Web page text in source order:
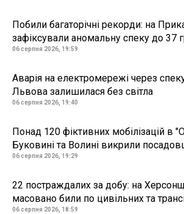
Побили багаторічні рекорди: на
зафіксували аномальну спеку до 37
06 серпня 2026, 19:59
Аварія на електромережі через
Львова залишилася без світла
06 серпня 2026, 19:40
Понад 120 фіктивних мобілізацій в
Буковині та Волині викрили
06 серпня 2026, 19:29
22 постраждалих за добу: на
масовано били по цивільних та
06 серпня 2026, 18:59